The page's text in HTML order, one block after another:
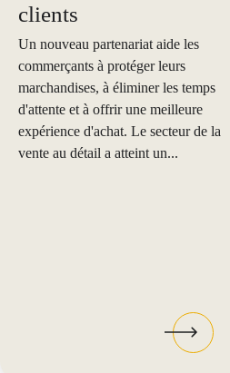
clients
Un nouveau partenariat aide les
commerçants à protéger leurs
marchandises, à éliminer les temps
d'attente et à offrir une meilleure
expérience d'achat. Le secteur de la
vente au détail a atteint un...